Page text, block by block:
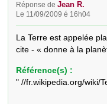
Réponse deJean R.
Le 11/09/2009 é 16h04
La Terre est appelée
cite - « donne à la
Référence(s) :
" //fr.wikipedia.org/wiki/